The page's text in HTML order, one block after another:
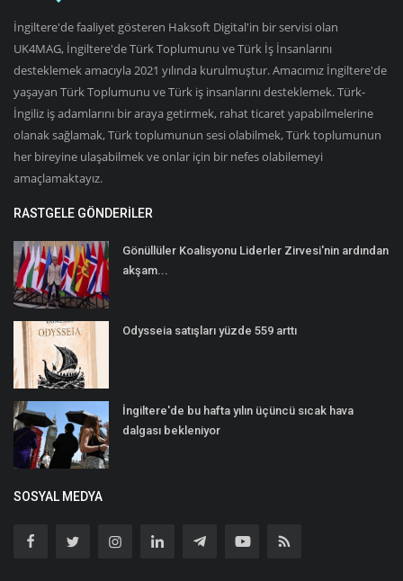
İngiltere'de faaliyet gösteren Haksoft Digital'in bir servisi olan
UK4MAG, İngiltere'de Türk Toplumunu ve Türk İş İnsanlarını
desteklemek amacıyla 2021 yılında kurulmuştur. Amacımız İngiltere'de
yaşayan Türk Toplumunu ve Türk iş insanlarını desteklemek. Türk-
İngiliz iş adamlarını bir araya getirmek, rahat ticaret yapabilmelerine
olanak sağlamak, Türk toplumunun sesi olabilmek, Türk toplumunun
her bireyine ulaşabilmek ve onlar için bir nefes olabilemeyi
amaçlamaktayız.
RASTGELE GÖNDERILER
Gönüllüler Koalisyonu Liderler Zirvesi'nin ardından
akşam...
Odysseia satışları yüzde 559 arttı
İngiltere'de bu hafta yılın üçüncü sıcak hava
dalgası bekleniyor
SOSYAL MEDYA